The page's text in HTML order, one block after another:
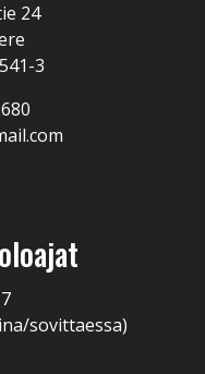
24
3
sovittaessa)